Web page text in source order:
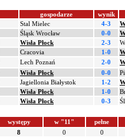
gospodarze
wynik
Stal Mielec 4-3
Śląsk Wrocław 0-0
Wisła Płock 2-3
Cracovia 1-0
Lech Poznań 2-0
Wisła Płock 0-0
Jagiellonia Białystok 1-2
Wisła Płock 1-0
Wisła Płock 0-3
występy w "11" pełne
8 0
0